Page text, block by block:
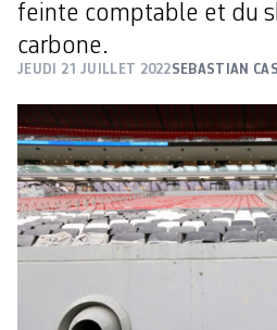
feinte comptable et du
carbone.
JEUDI 21 JUILLET 2022SEBASTIAN